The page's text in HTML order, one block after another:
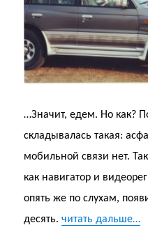
…Значит, едем. Но как?
складывалась такая:
мобильной связи нет.
как навигатор и
опять же по слухам,
десять.читать дальше…